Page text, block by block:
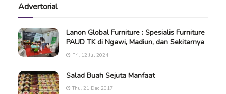
Advertorial
Lanon Global Furniture : Spesialis Furniture
PAUD TK di Ngawi, Madiun, dan Sekitarnya
Fri, 12 Jul 2024
Salad Buah Sejuta Manfaat
Thu, 21 Dec 2017